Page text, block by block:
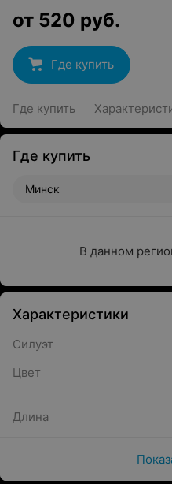
от 520 руб.
Где купить
Где купить
Где купить
Минск
В данном
Характеристики
Силуэт
Цвет
Длина